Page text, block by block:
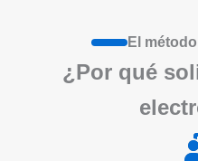
El
¿Por qué